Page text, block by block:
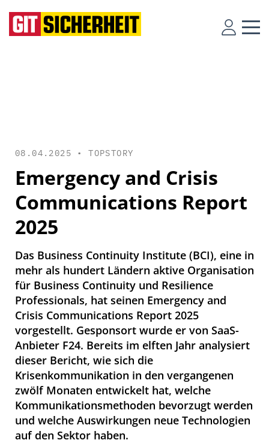
08.04.2025 •TOPSTORY
Emergency and Crisis
Communications Report
2025
Das Business Continuity Institute (BCI), eine in
mehr als hundert Ländern aktive Organisation
für Business Continuity und Resilience
Professionals, hat seinen Emergency and
Crisis Communications Report 2025
vorgestellt. Gesponsort wurde er von SaaS-
Anbieter F24. Bereits im elften Jahr analysiert
dieser Bericht, wie sich die
Krisenkommunikation in den vergangenen
zwölf Monaten entwickelt hat, welche
Kommunikationsmethoden bevorzugt werden
und welche Auswirkungen neue Technologien
auf den Sektor haben.